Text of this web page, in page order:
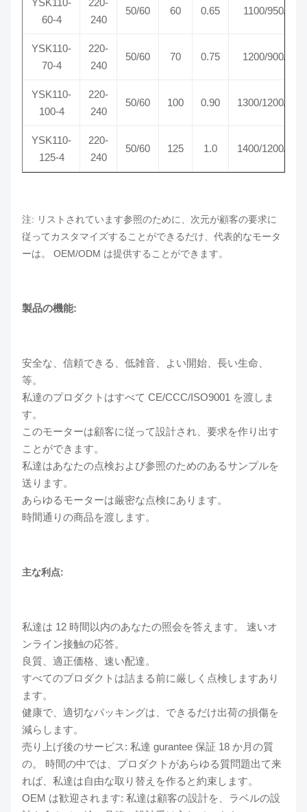
YSK110-
60-4
220-
240
50/60 60 0.65 1100/950/750
YSK110-
70-4
220-
240
50/60 70 0.75 1200/900/700
YSK110-
100-4
220-
240
50/60 100 0.90 1300/1200/
YSK110-
125-4
220-
240
50/60 125 1.0 1400/1200/
注: リストされています参照のために、次元が顧客の要求に
従ってカスタマイズすることができるだけ、代表的なモータ
ーは。 OEM/ODM は提供することができます。
製品の機能:
安全な、信頼できる、低雑音、よい開始、長い生命、
等。
私達のプロダクトはすべて CE/CCC/ISO9001 を渡しま
す。
このモーターは顧客に従って設計され、要求を作り出す
ことができます。
私達はあなたの点検および参照のためのあるサンプルを
送ります。
あらゆるモーターは厳密な点検にあります。
時間通りの商品を渡します。
主な利点:
私達は 12 時間以内のあなたの照会を答えます。 速いオ
ンライン接触の応答。
良質、適正価格、速い配達。
すべてのプロダクトは詰まる前に厳しく点検しますあり
ます。
健康で、適切なパッキングは、できるだけ出荷の損傷を
減らします。
売り上げ後のサービス: 私達 gurantee 保証 18 か月の質
の。 時間の中では、プロダクトがあらゆる質問題出て来
れば、私達は自由な取り替えを作ると約束します。
OEM は歓迎されます: 私達は顧客の設計を、ラベルの設